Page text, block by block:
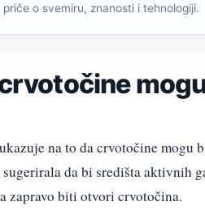
o svemiru, znanosti i tehnologiji.
na to da crvotočine mogu
da bi središta aktivnih
zapravo biti otvori crvotočina.